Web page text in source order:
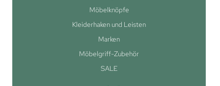
Möbelknöpfe
Kleiderhaken und Leisten
Marken
Möbelgriff-Zubehör
SALE